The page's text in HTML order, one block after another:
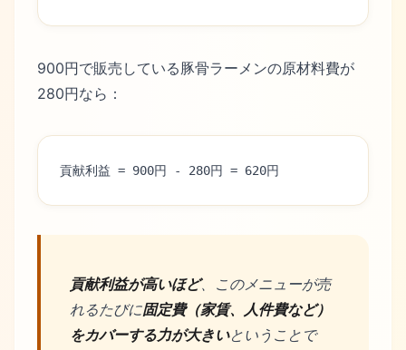
900円で販売している豚骨ラーメンの原材料費が
280円なら：
貢献利益 = 900円 - 280円 = 620円
貢献利益が高いほど、このメニューが売
れるたびに固定費（家賃、人件費など）
をカバーする力が大きいということで